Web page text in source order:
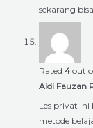
sekarang
Rated 4 out
Aldi Fauzan
Les privat ini
metode